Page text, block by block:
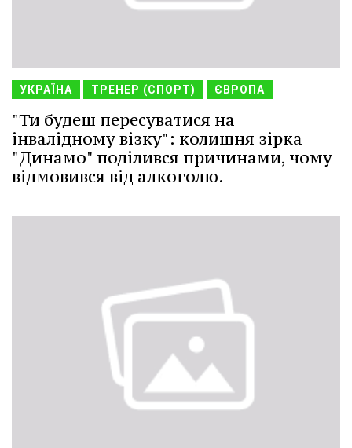
УКРАЇНА ТРЕНЕР (СПОРТ) ЄВРОПА
"Ти будеш пересуватися на
інвалідному візку": колишня зірка
"Динамо" поділився причинами, чому
відмовився від алкоголю.